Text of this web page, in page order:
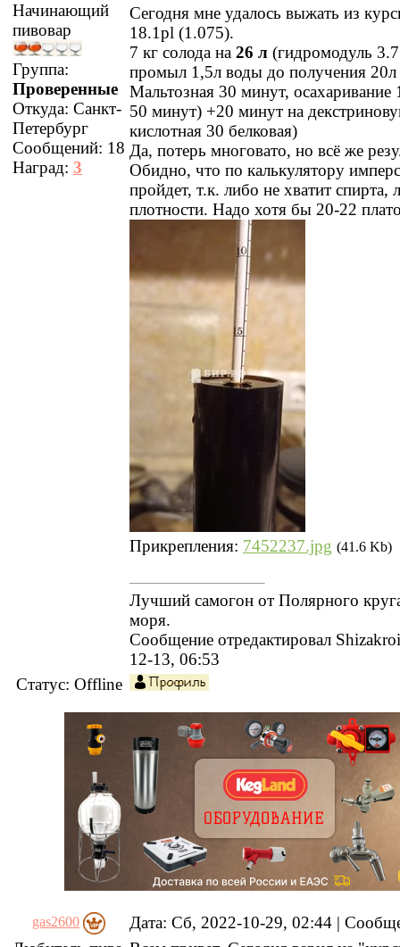
Начинающий
пивовар
Группа:
Проверенные
Откуда: Санкт-
Петербург
Сообщений: 18
Наград: 3
Сегодня мне удалось выжать из
18.1pl (1.075).
7 кг солода на 26 л (гидромодуль
промыл 1,5л воды до получения 20л
Мальтозная 30 минут,
50 минут) +20 минут на
кислотная 30 белковая)
Да, потерь многовато, но всё же
Обидно, что по калькулятору
пройдет, т.к. либо не хватит спирта,
плотности. Надо хотя бы 20-22
Прикрепления: 7452237.jpg (41.6 Kb)
Лучший самогон от Полярного
моря.
Сообщение отредактировал
12-13, 06:53
Статус: Offline
gas2600
Дата: Сб, 2022-10-29, 02:44 |